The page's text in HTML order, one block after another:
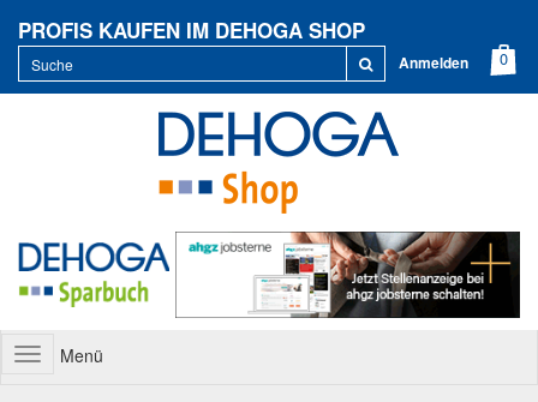
PROFIS KAUFEN IM DEHOGA SHOP
Anmelden
ToggleMenü